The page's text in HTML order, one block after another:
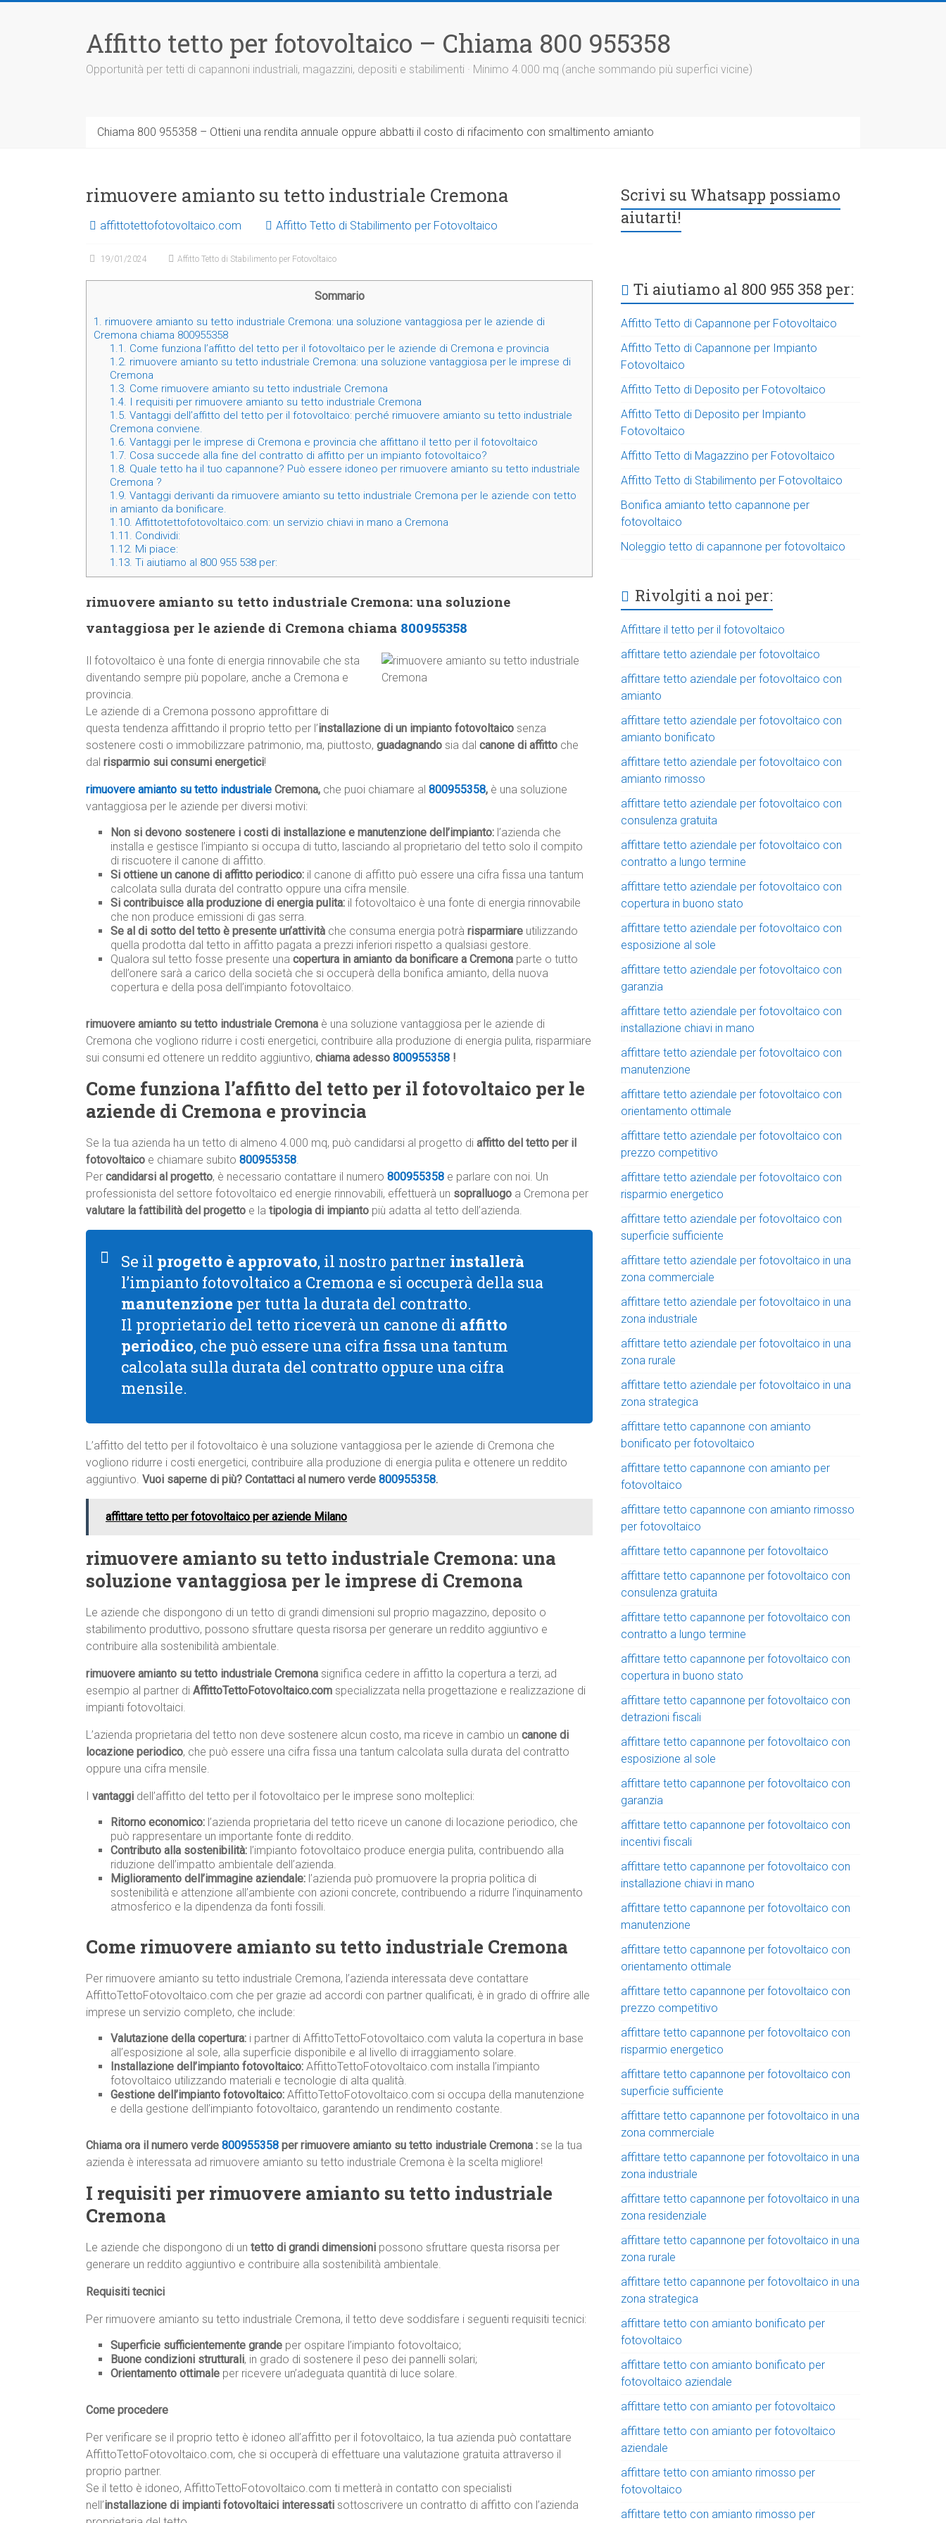
Affitto tetto per fotovoltaico – Chiama 800 955358
Opportunità per tetti di capannoni industriali, magazzini, depositi e stabilimenti · Minimo 4.000 mq (anche sommando più superfici vicine)
Chiama 800 955358 – Ottieni una rendita annuale oppure abbatti il costo di rifacimento con smaltimento amianto
rimuovere amianto su tetto industriale Cremona
affittotettofotovoltaico.com Affitto Tetto di Stabilimento per Fotovoltaico
19/01/2024 Affitto Tetto di Stabilimento per Fotovoltaico
Sommario
1. rimuovere amianto su tetto industriale Cremona: una soluzione vantaggiosa per le aziende di
Cremona chiama 800955358
1.1. Come funziona l’affitto del tetto per il fotovoltaico per le aziende di Cremona e provincia
1.2. rimuovere amianto su tetto industriale Cremona: una soluzione vantaggiosa per le imprese di
Cremona
1.3. Come rimuovere amianto su tetto industriale Cremona
1.4. I requisiti per rimuovere amianto su tetto industriale Cremona
1.5. Vantaggi dell’affitto del tetto per il fotovoltaico: perché rimuovere amianto su tetto industriale
Cremona conviene.
1.6. Vantaggi per le imprese di Cremona e provincia che affittano il tetto per il fotovoltaico
1.7. Cosa succede alla fine del contratto di affitto per un impianto fotovoltaico?
1.8. Quale tetto ha il tuo capannone? Può essere idoneo per rimuovere amianto su tetto industriale
Cremona ?
1.9. Vantaggi derivanti da rimuovere amianto su tetto industriale Cremona per le aziende con tetto
in amianto da bonificare.
1.10. Affittotettofotovoltaico.com: un servizio chiavi in mano a Cremona
1.11. Condividi:
1.12. Mi piace:
1.13. Ti aiutiamo al 800 955 538 per:
rimuovere amianto su tetto industriale Cremona: una soluzione
vantaggiosa per le aziende di Cremona chiama 800955358
Il fotovoltaico è una fonte di energia rinnovabile che sta
diventando sempre più popolare, anche a Cremona e
provincia.
Le aziende di a Cremona possono approfittare di
questa tendenza affittando il proprio tetto per l’installazione di un impianto fotovoltaico senza
sostenere costi o immobilizzare patrimonio, ma, piuttosto, guadagnando sia dal canone di affitto che
dal risparmio sui consumi energetici!
rimuovere amianto su tetto industriale Cremona, che puoi chiamare al 800955358, è una soluzione
vantaggiosa per le aziende per diversi motivi:
Non si devono sostenere i costi di installazione e manutenzione dell’impianto: l’azienda che
installa e gestisce l’impianto si occupa di tutto, lasciando al proprietario del tetto solo il compito
di riscuotere il canone di affitto.
Si ottiene un canone di affitto periodico: il canone di affitto può essere una cifra fissa una tantum
calcolata sulla durata del contratto oppure una cifra mensile.
Si contribuisce alla produzione di energia pulita: il fotovoltaico è una fonte di energia rinnovabile
che non produce emissioni di gas serra.
Se al di sotto del tetto è presente un’attività che consuma energia potrà risparmiare utilizzando
quella prodotta dal tetto in affitto pagata a prezzi inferiori rispetto a qualsiasi gestore.
Qualora sul tetto fosse presente una copertura in amianto da bonificare a Cremona parte o tutto
dell’onere sarà a carico della società che si occuperà della bonifica amianto, della nuova
copertura e della posa dell’impianto fotovoltaico.
rimuovere amianto su tetto industriale Cremona è una soluzione vantaggiosa per le aziende di
Cremona che vogliono ridurre i costi energetici, contribuire alla produzione di energia pulita, risparmiare
sui consumi ed ottenere un reddito aggiuntivo, chiama adesso 800955358 !
Come funziona l’affitto del tetto per il fotovoltaico per le
aziende di Cremona e provincia
Se la tua azienda ha un tetto di almeno 4.000 mq, può candidarsi al progetto di affitto del tetto per il
fotovoltaico e chiamare subito 800955358.
Per candidarsi al progetto, è necessario contattare il numero 800955358 e parlare con noi. Un
professionista del settore fotovoltaico ed energie rinnovabili, effettuerà un sopralluogo a Cremona per
valutare la fattibilità del progetto e la tipologia di impianto più adatta al tetto dell’azienda.
Se il progetto è approvato, il nostro partner installerà
l’impianto fotovoltaico a Cremona e si occuperà della sua
manutenzione per tutta la durata del contratto.
Il proprietario del tetto riceverà un canone di affitto
periodico, che può essere una cifra fissa una tantum
calcolata sulla durata del contratto oppure una cifra
mensile.
L’affitto del tetto per il fotovoltaico è una soluzione vantaggiosa per le aziende di Cremona che
vogliono ridurre i costi energetici, contribuire alla produzione di energia pulita e ottenere un reddito
aggiuntivo. Vuoi saperne di più? Contattaci al numero verde 800955358.
affittare tetto per fotovoltaico per aziende Milano
rimuovere amianto su tetto industriale Cremona: una
soluzione vantaggiosa per le imprese di Cremona
Le aziende che dispongono di un tetto di grandi dimensioni sul proprio magazzino, deposito o
stabilimento produttivo, possono sfruttare questa risorsa per generare un reddito aggiuntivo e
contribuire alla sostenibilità ambientale.
rimuovere amianto su tetto industriale Cremona significa cedere in affitto la copertura a terzi, ad
esempio al partner di AffittoTettoFotovoltaico.com specializzata nella progettazione e realizzazione di
impianti fotovoltaici.
L’azienda proprietaria del tetto non deve sostenere alcun costo, ma riceve in cambio un canone di
locazione periodico, che può essere una cifra fissa una tantum calcolata sulla durata del contratto
oppure una cifra mensile.
vantaggi dell’affitto del tetto per il fotovoltaico per le imprese sono molteplici:
Ritorno economico: l’azienda proprietaria del tetto riceve un canone di locazione periodico, che
può rappresentare un importante fonte di reddito.
Contributo alla sostenibilità: l’impianto fotovoltaico produce energia pulita, contribuendo alla
riduzione dell’impatto ambientale dell’azienda.
Miglioramento dell’immagine aziendale: l’azienda può promuovere la propria politica di
sostenibilità e attenzione all’ambiente con azioni concrete, contribuendo a ridurre l’inquinamento
atmosferico e la dipendenza da fonti fossili.
Come rimuovere amianto su tetto industriale Cremona
Per rimuovere amianto su tetto industriale Cremona, l’azienda interessata deve contattare
AffittoTettoFotovoltaico.com che per grazie ad accordi con partner qualificati, è in grado di offrire alle
imprese un servizio completo, che include:
Valutazione della copertura: i partner di AffittoTettoFotovoltaico.com valuta la copertura in base
all’esposizione al sole, alla superficie disponibile e al livello di irraggiamento solare.
Installazione dell’impianto fotovoltaico: AffittoTettoFotovoltaico.com installa l’impianto
fotovoltaico utilizzando materiali e tecnologie di alta qualità.
Gestione dell’impianto fotovoltaico: AffittoTettoFotovoltaico.com si occupa della manutenzione
e della gestione dell’impianto fotovoltaico, garantendo un rendimento costante.
Chiama ora il numero verde 800955358 per rimuovere amianto su tetto industriale Cremona : se la tua
azienda è interessata ad rimuovere amianto su tetto industriale Cremona è la scelta migliore!
I requisiti per rimuovere amianto su tetto industriale
Cremona
Le aziende che dispongono di un tetto di grandi dimensioni possono sfruttare questa risorsa per
generare un reddito aggiuntivo e contribuire alla sostenibilità ambientale.
Requisiti tecnici
Per rimuovere amianto su tetto industriale Cremona, il tetto deve soddisfare i seguenti requisiti tecnici:
Superficie sufficientemente grande per ospitare l’impianto fotovoltaico;
Buone condizioni strutturali, in grado di sostenere il peso dei pannelli solari;
Orientamento ottimale per ricevere un’adeguata quantità di luce solare.
Come procedere
Per verificare se il proprio tetto è idoneo all’affitto per il fotovoltaico, la tua azienda può contattare
AffittoTettoFotovoltaico.com, che si occuperà di effettuare una valutazione gratuita attraverso il
proprio partner.
Se il tetto è idoneo, AffittoTettoFotovoltaico.com ti metterà in contatto con specialisti
nell’installazione di impianti fotovoltaici interessati sottoscrivere un contratto di affitto con l’azienda
Scrivi su Whatsapp possiamo
aiutarti!
Ti aiutiamo al 800 955 358 per:
Affitto Tetto di Capannone per Fotovoltaico
Affitto Tetto di Capannone per Impianto
Fotovoltaico
Affitto Tetto di Deposito per Fotovoltaico
Affitto Tetto di Deposito per Impianto
Fotovoltaico
Affitto Tetto di Magazzino per Fotovoltaico
Affitto Tetto di Stabilimento per Fotovoltaico
Bonifica amianto tetto capannone per
fotovoltaico
Noleggio tetto di capannone per fotovoltaico
Rivolgiti a noi per:
Affittare il tetto per il fotovoltaico
affittare tetto aziendale per fotovoltaico
affittare tetto aziendale per fotovoltaico con
amianto
affittare tetto aziendale per fotovoltaico con
amianto bonificato
affittare tetto aziendale per fotovoltaico con
amianto rimosso
affittare tetto aziendale per fotovoltaico con
consulenza gratuita
affittare tetto aziendale per fotovoltaico con
contratto a lungo termine
affittare tetto aziendale per fotovoltaico con
copertura in buono stato
affittare tetto aziendale per fotovoltaico con
esposizione al sole
affittare tetto aziendale per fotovoltaico con
garanzia
affittare tetto aziendale per fotovoltaico con
installazione chiavi in mano
affittare tetto aziendale per fotovoltaico con
manutenzione
affittare tetto aziendale per fotovoltaico con
orientamento ottimale
affittare tetto aziendale per fotovoltaico con
prezzo competitivo
affittare tetto aziendale per fotovoltaico con
risparmio energetico
affittare tetto aziendale per fotovoltaico con
superficie sufficiente
affittare tetto aziendale per fotovoltaico in una
zona commerciale
affittare tetto aziendale per fotovoltaico in una
zona industriale
affittare tetto aziendale per fotovoltaico in una
zona rurale
affittare tetto aziendale per fotovoltaico in una
zona strategica
affittare tetto capannone con amianto
bonificato per fotovoltaico
affittare tetto capannone con amianto per
fotovoltaico
affittare tetto capannone con amianto rimosso
per fotovoltaico
affittare tetto capannone per fotovoltaico
affittare tetto capannone per fotovoltaico con
consulenza gratuita
affittare tetto capannone per fotovoltaico con
contratto a lungo termine
affittare tetto capannone per fotovoltaico con
copertura in buono stato
affittare tetto capannone per fotovoltaico con
detrazioni fiscali
affittare tetto capannone per fotovoltaico con
esposizione al sole
affittare tetto capannone per fotovoltaico con
garanzia
affittare tetto capannone per fotovoltaico con
incentivi fiscali
affittare tetto capannone per fotovoltaico con
installazione chiavi in mano
affittare tetto capannone per fotovoltaico con
manutenzione
affittare tetto capannone per fotovoltaico con
orientamento ottimale
affittare tetto capannone per fotovoltaico con
prezzo competitivo
affittare tetto capannone per fotovoltaico con
risparmio energetico
affittare tetto capannone per fotovoltaico con
superficie sufficiente
affittare tetto capannone per fotovoltaico in una
zona commerciale
affittare tetto capannone per fotovoltaico in una
zona industriale
affittare tetto capannone per fotovoltaico in una
zona residenziale
affittare tetto capannone per fotovoltaico in una
zona rurale
affittare tetto capannone per fotovoltaico in una
zona strategica
affittare tetto con amianto bonificato per
fotovoltaico
affittare tetto con amianto bonificato per
fotovoltaico aziendale
affittare tetto con amianto per fotovoltaico
affittare tetto con amianto per fotovoltaico
aziendale
affittare tetto con amianto rimosso per
fotovoltaico
affittare tetto con amianto rimosso per